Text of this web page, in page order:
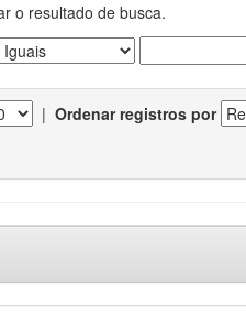
o resultado de busca.
| Ordenar registros por